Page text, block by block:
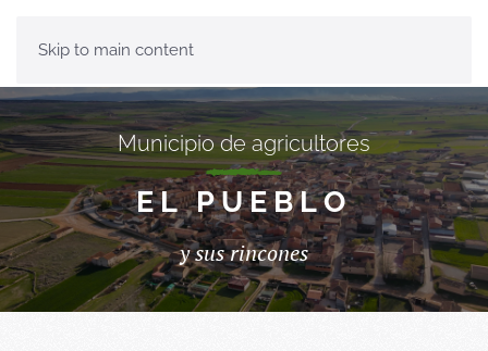
Skip to main content
Municipio de agricultores
EL PUEBLO
y sus rincones